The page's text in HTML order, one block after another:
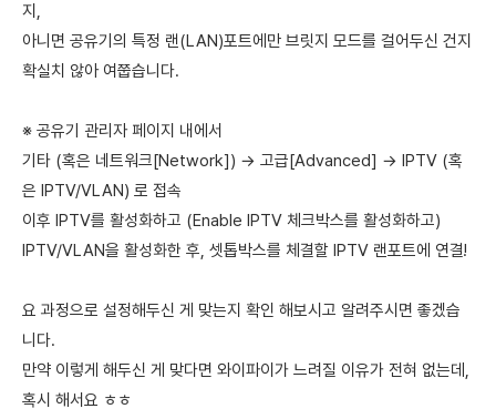
지,
아니면 공유기의 특정 랜(LAN)포트에만 브릿지 모드를 걸어두신 건지
확실치 않아 여쭙습니다.
※ 공유기 관리자 페이지 내에서
기타 (혹은 네트워크[Network]) → 고급[Advanced] → IPTV (혹
은 IPTV/VLAN) 로 접속
이후 IPTV를 활성화하고 (Enable IPTV 체크박스를 활성화하고)
IPTV/VLAN을 활성화한 후, 셋톱박스를 체결할 IPTV 랜포트에 연결!
요 과정으로 설정해두신 게 맞는지 확인 해보시고 알려주시면 좋겠습
니다.
만약 이렇게 해두신 게 맞다면 와이파이가 느려질 이유가 전혀 없는데,
혹시 해서요 ㅎㅎ